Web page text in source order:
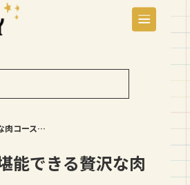
和牛、鴨、鶏を堪能できる贅沢な肉コース！ 飲み放題にはワイン10種類も入ります！
能できる贅沢な肉